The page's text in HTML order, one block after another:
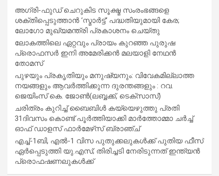
അഗ്രി-ഫുഡ് ചെറുകിട സൂക്ഷ്മ സംരംഭങ്ങളെ
ശക്തിപ്പെടുത്താന്‍ ‘സ്മാര്‍ട്ട്’ പദ്ധതിയുമായി കേര;
ലോഗോ മുഖ്യമന്ത്രി പ്രകാശനം ചെയ്തു
ലോകത്തിലെ ഏറ്റവും പ്രായം കുറഞ്ഞ പുരുഷ
പ്രൊഫസർ ഇനി അമേരിക്കൻ മലയാളി നേഥൻ
തോമസ്
പുഴയും പ്രകൃതിയും മനുഷ്യനും: വിവേകമില്ലാത്ത
നയങ്ങളും ആവർത്തിക്കുന്ന ദുരന്തങ്ങളും : റവ.
ജെയിംസ് കെ. ജോൺ(ലബ്ബക്ക്, ടെക്സാസ്)
ചരിത്രം കുറിച്ച് ബൈബിൾ കയ്യെഴുത്തു പ്രതി
31ദിവസം കൊണ്ട് പൂർത്തിയാക്കി മാർത്തോമ്മാ ചർച്ച്
ഓഫ് ഡാളസ് ഫാർമേഴ്‌സ് ബ്രാഞ്ച്
എച്ച്-1ബി, എൽ-1 വിസ പുതുക്കലുകൾക്ക് പുതിയ ഫീസ്
ഏർപ്പെടുത്തി യു.എസ്; തിരിച്ചടി നേരിടുന്നത് ഇന്ത്യൻ
പ്രൊഫഷണലുകൾക്ക്